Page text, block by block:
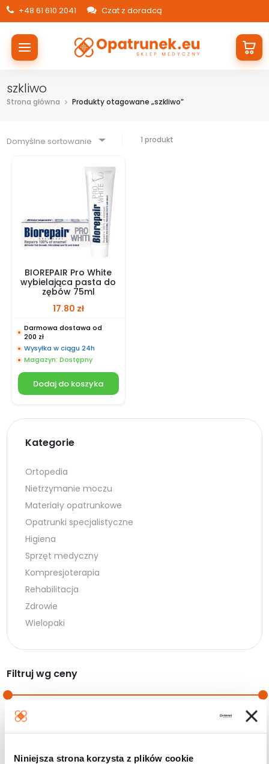
Niniejsza strona korzysta z plików cookie
+48 61 610 2041 Czat z doradcą
szkliwo
Strona główna Produkty otagowane „szkliwo”
Domyślne sortowanie 1 produkt
BIOREPAIR Pro White
wybielająca pasta do
zębów 75ml
17.80 zł
Darmowa dostawa od
200 zł
Wysyłka w ciągu 24h
Magazyn: Dostępny
Dodaj do koszyka
Kategorie
Ortopedia
Nietrzymanie moczu
Materiały opatrunkowe
Opatrunki specjalistyczne
Higiena
Sprzęt medyczny
Kompresjoterapia
Rehabilitacja
Zdrowie
Wielopaki
Filtruj wg ceny
Filtruj